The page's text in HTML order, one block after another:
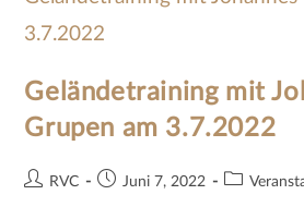
Geländetraining mit
Grupen am 3.7.2022
RVC Juni 7, 2022